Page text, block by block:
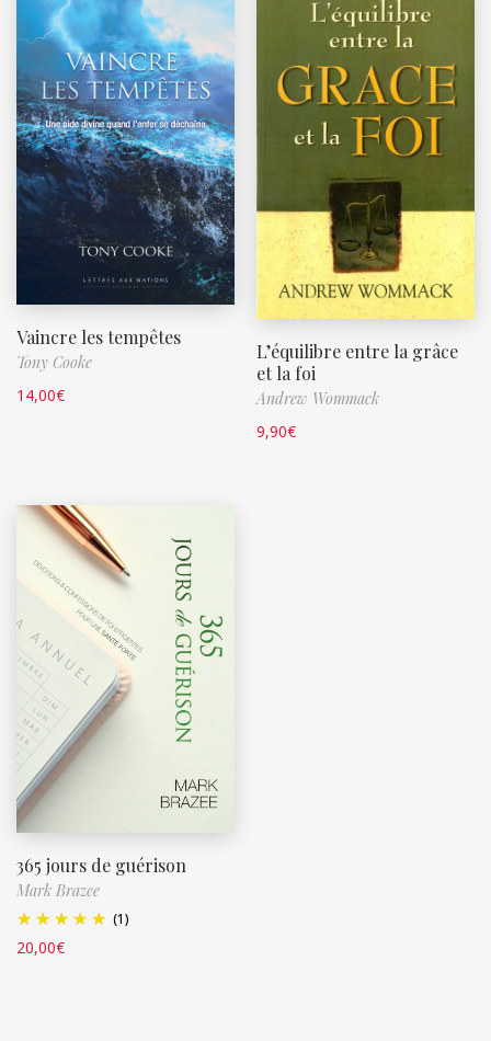
Vaincre les tempêtes
Tony Cooke
14,00€
L’équilibre entre la grâce
et la foi
Andrew Wommack
9,90€
365 jours de guérison
Mark Brazee
(1)
20,00€